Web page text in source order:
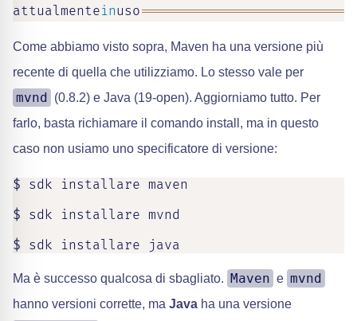
attualmenteinuso==========================
Come abbiamo visto sopra, Maven ha una versione più
recente di quella che utilizziamo. Lo stesso vale per
mvnd
(0.8.2) e Java (19-open). Aggiorniamo tutto. Per
farlo, basta richiamare il comando install, ma in questo
caso non usiamo uno specificatore di versione:
$ sdk installare maven
$ sdk installare mvnd
$ sdk installare java
Ma è successo qualcosa di sbagliato. Maven e mvnd
hanno versioni corrette, ma Java ha una versione